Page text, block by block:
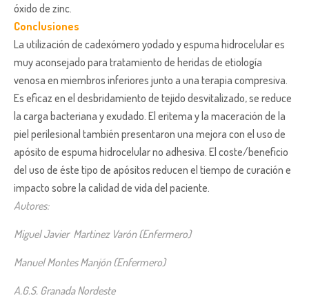
óxido de zinc.
Conclusiones
La utilización de cadexómero yodado y espuma hidrocelular es
muy aconsejado para tratamiento de heridas de etiología
venosa en miembros inferiores junto a una terapia compresiva.
Es eficaz en el desbridamiento de tejido desvitalizado, se reduce
la carga bacteriana y exudado. El eritema y la maceración de la
piel perilesional también presentaron una mejora con el uso de
apósito de espuma hidrocelular no adhesiva. El coste/beneficio
del uso de éste tipo de apósitos reducen el tiempo de curación e
impacto sobre la calidad de vida del paciente.
Autores:
Miguel Javier Martinez Varón (Enfermero)
Manuel Montes Manjón (Enfermero)
A.G.S. Granada Nordeste